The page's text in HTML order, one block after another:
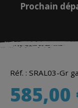
Prochain
Réf. : SRAL03-Gr
585,00